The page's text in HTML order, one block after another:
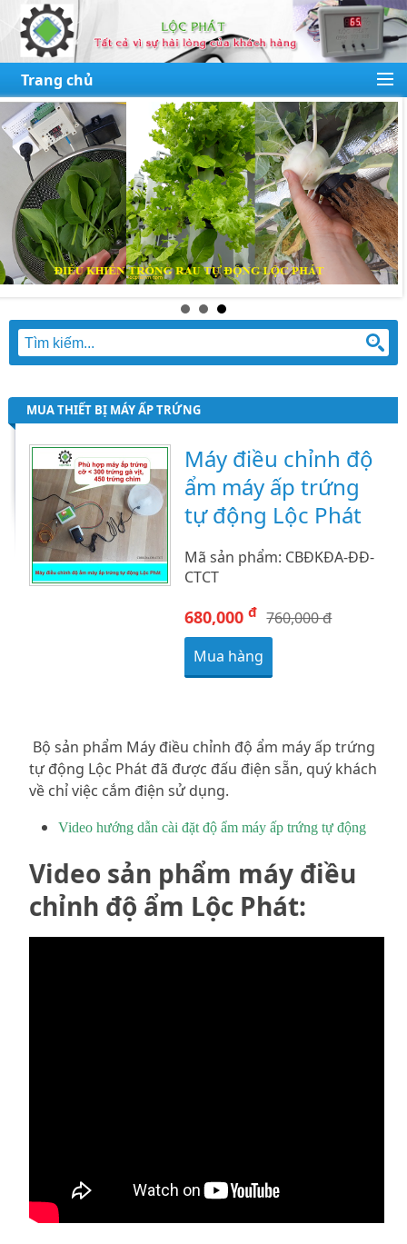
Trang chủ
MUA THIẾT BỊ MÁY ẤP TRỨNG
Máy điều chỉnh độ
ẩm máy ấp trứng
tự động Lộc Phát
Mã sản phẩm: CBĐKĐA-ĐĐ-
CTCT
680,000đ 760,000 đ
Mua hàng
Bộ sản phẩm Máy điều chỉnh độ ẩm máy ấp trứng
tự động Lộc Phát đã được đấu điện sẵn, quý khách
về chỉ việc cắm điện sử dụng.
Video hướng dẫn cài đặt độ ẩm máy ấp trứng tự động
Video sản phẩm máy điều
chỉnh độ ẩm Lộc Phát: